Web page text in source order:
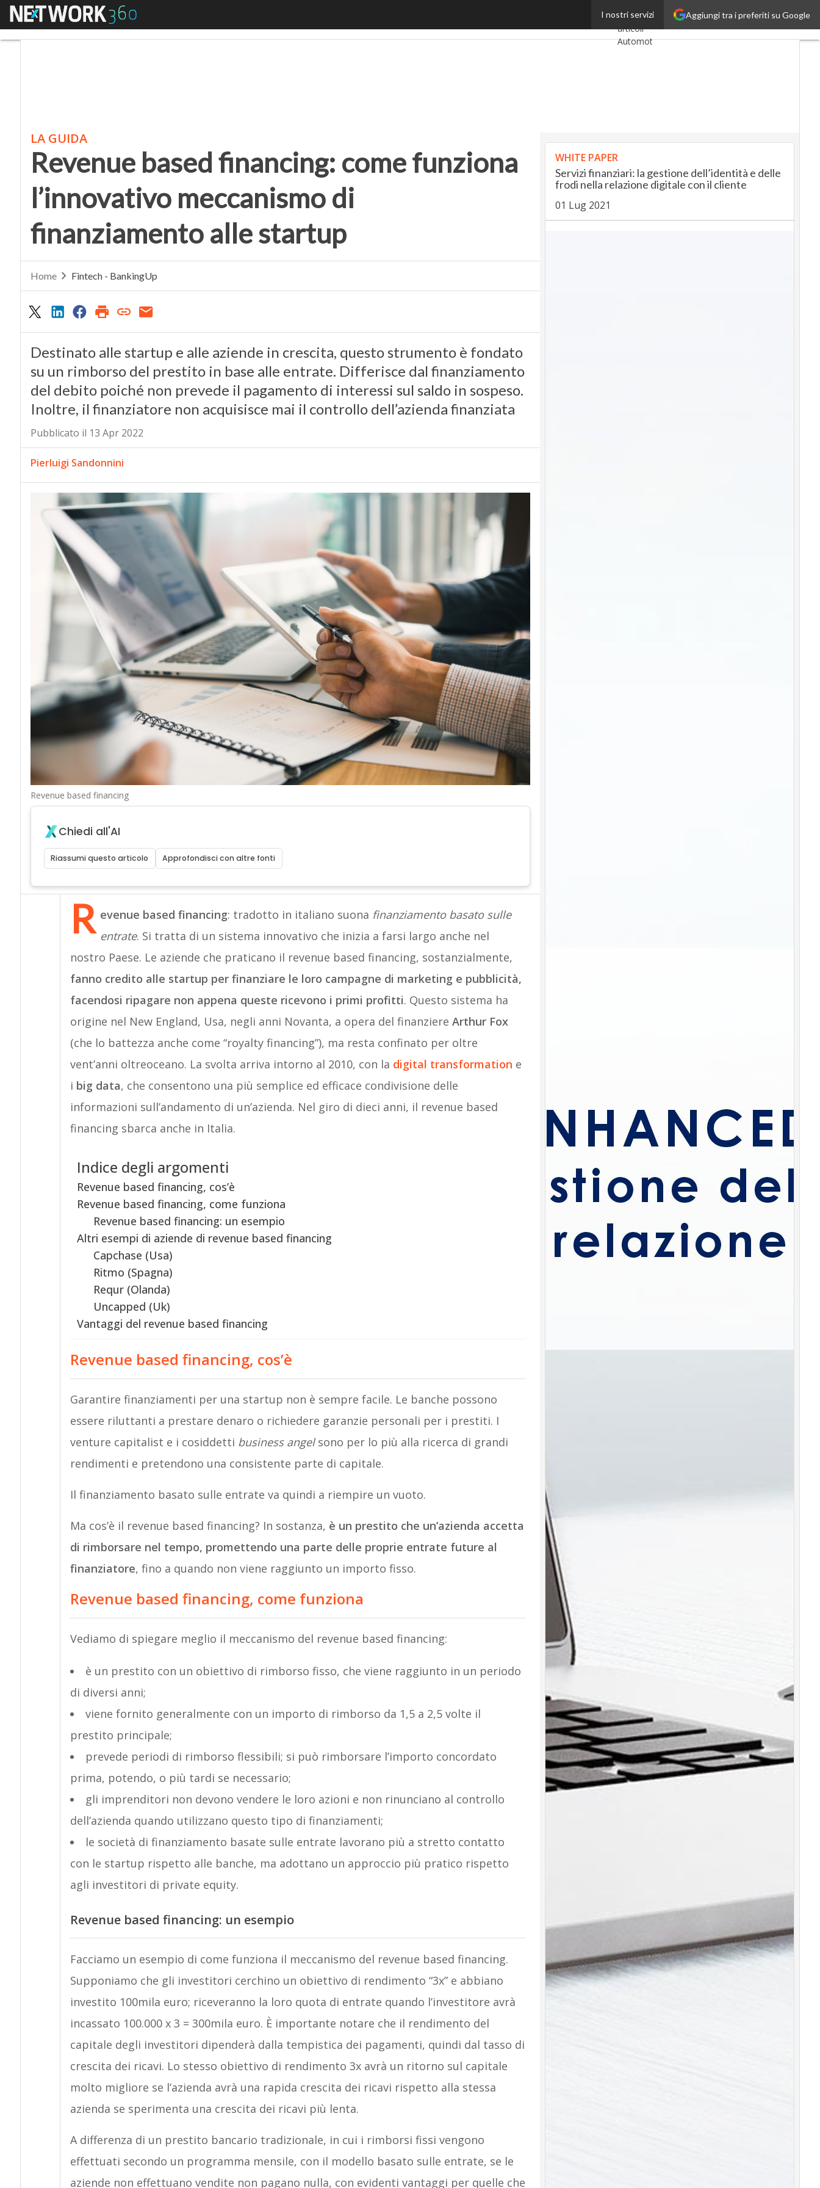
Aggiungi tra i preferiti su Google
I nostri servizi
Menu Revenue based financing: come funziona l’innovativo meccanismo di finanziamento alle startupUltimi
articoli
AutomotiveUp
SmartMobilityUp
LA GUIDA
Revenue based financing: come funziona
l’innovativo meccanismo di
finanziamento alle startup
Home Fintech - BankingUp
Destinato alle startup e alle aziende in crescita, questo strumento è fondato
su un rimborso del prestito in base alle entrate. Differisce dal finanziamento
del debito poiché non prevede il pagamento di interessi sul saldo in sospeso.
Inoltre, il finanziatore non acquisisce mai il controllo dell’azienda finanziata
Pubblicato il 13 Apr 2022
Pierluigi Sandonnini
Revenue based financing
Chiedi all'AI
Riassumi questo articolo Approfondisci con altre fonti
R evenue based financing: tradotto in italiano suona finanziamento basato sulle
entrate. Si tratta di un sistema innovativo che inizia a farsi largo anche nel
nostro Paese. Le aziende che praticano il revenue based financing, sostanzialmente,
fanno credito alle startup per finanziare le loro campagne di marketing e pubblicità,
facendosi ripagare non appena queste ricevono i primi profitti. Questo sistema ha
origine nel New England, Usa, negli anni Novanta, a opera del finanziere Arthur Fox
(che lo battezza anche come “royalty financing”), ma resta confinato per oltre
vent’anni oltreoceano. La svolta arriva intorno al 2010, con la digital transformation e
i big data, che consentono una più semplice ed efficace condivisione delle
informazioni sull’andamento di un’azienda. Nel giro di dieci anni, il revenue based
financing sbarca anche in Italia.
Indice degli argomenti
Revenue based financing, cos’è
Revenue based financing, come funziona
Revenue based financing: un esempio
Altri esempi di aziende di revenue based financing
Capchase (Usa)
Ritmo (Spagna)
Requr (Olanda)
Uncapped (Uk)
Vantaggi del revenue based financing
Revenue based financing, cos’è
Garantire finanziamenti per una startup non è sempre facile. Le banche possono
essere riluttanti a prestare denaro o richiedere garanzie personali per i prestiti. I
venture capitalist e i cosiddetti business angelsono per lo più alla ricerca di grandi
rendimenti e pretendono una consistente parte di capitale.
Il finanziamento basato sulle entrate va quindi a riempire un vuoto.
Ma cos’è il revenue based financing? In sostanza, è un prestito che un’azienda accetta
di rimborsare nel tempo, promettendo una parte delle proprie entrate future al
finanziatore, fino a quando non viene raggiunto un importo fisso.
Revenue based financing, come funziona
Vediamo di spiegare meglio il meccanismo del revenue based financing:
è un prestito con un obiettivo di rimborso fisso, che viene raggiunto in un periodo
di diversi anni;
viene fornito generalmente con un importo di rimborso da 1,5 a 2,5 volte il
prestito principale;
prevede periodi di rimborso flessibili; si può rimborsare l’importo concordato
prima, potendo, o più tardi se necessario;
gli imprenditori non devono vendere le loro azioni e non rinunciano al controllo
dell’azienda quando utilizzano questo tipo di finanziamenti;
le società di finanziamento basate sulle entrate lavorano più a stretto contatto
con le startup rispetto alle banche, ma adottano un approccio più pratico rispetto
agli investitori di private equity.
Revenue based financing: un esempio
Facciamo un esempio di come funziona il meccanismo del revenue based financing.
Supponiamo che gli investitori cerchino un obiettivo di rendimento “3x” e abbiano
investito 100mila euro; riceveranno la loro quota di entrate quando l’investitore avrà
incassato 100.000 x 3 = 300mila euro. È importante notare che il rendimento del
capitale degli investitori dipenderà dalla tempistica dei pagamenti, quindi dal tasso di
crescita dei ricavi. Lo stesso obiettivo di rendimento 3x avrà un ritorno sul capitale
molto migliore se l’azienda avrà una rapida crescita dei ricavi rispetto alla stessa
azienda se sperimenta una crescita dei ricavi più lenta.
A differenza di un prestito bancario tradizionale, in cui i rimborsi fissi vengono
effettuati secondo un programma mensile, con il modello basato sulle entrate, se le
aziende non effettuano vendite non pagano nulla, con evidenti vantaggi per quelle che
WHITE PAPER
Servizi finanziari: la gestione dell’identità e delle
frodi nella relazione digitale con il cliente
01 Lug 2021